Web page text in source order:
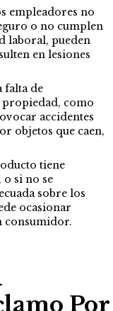
empleadores no
o no cumplen
laboral, pueden
en lesiones
falta de
propiedad, como
accidentes
objetos que caen,
tiene
si no se
sobre los
ocasionar
consumidor.
Por